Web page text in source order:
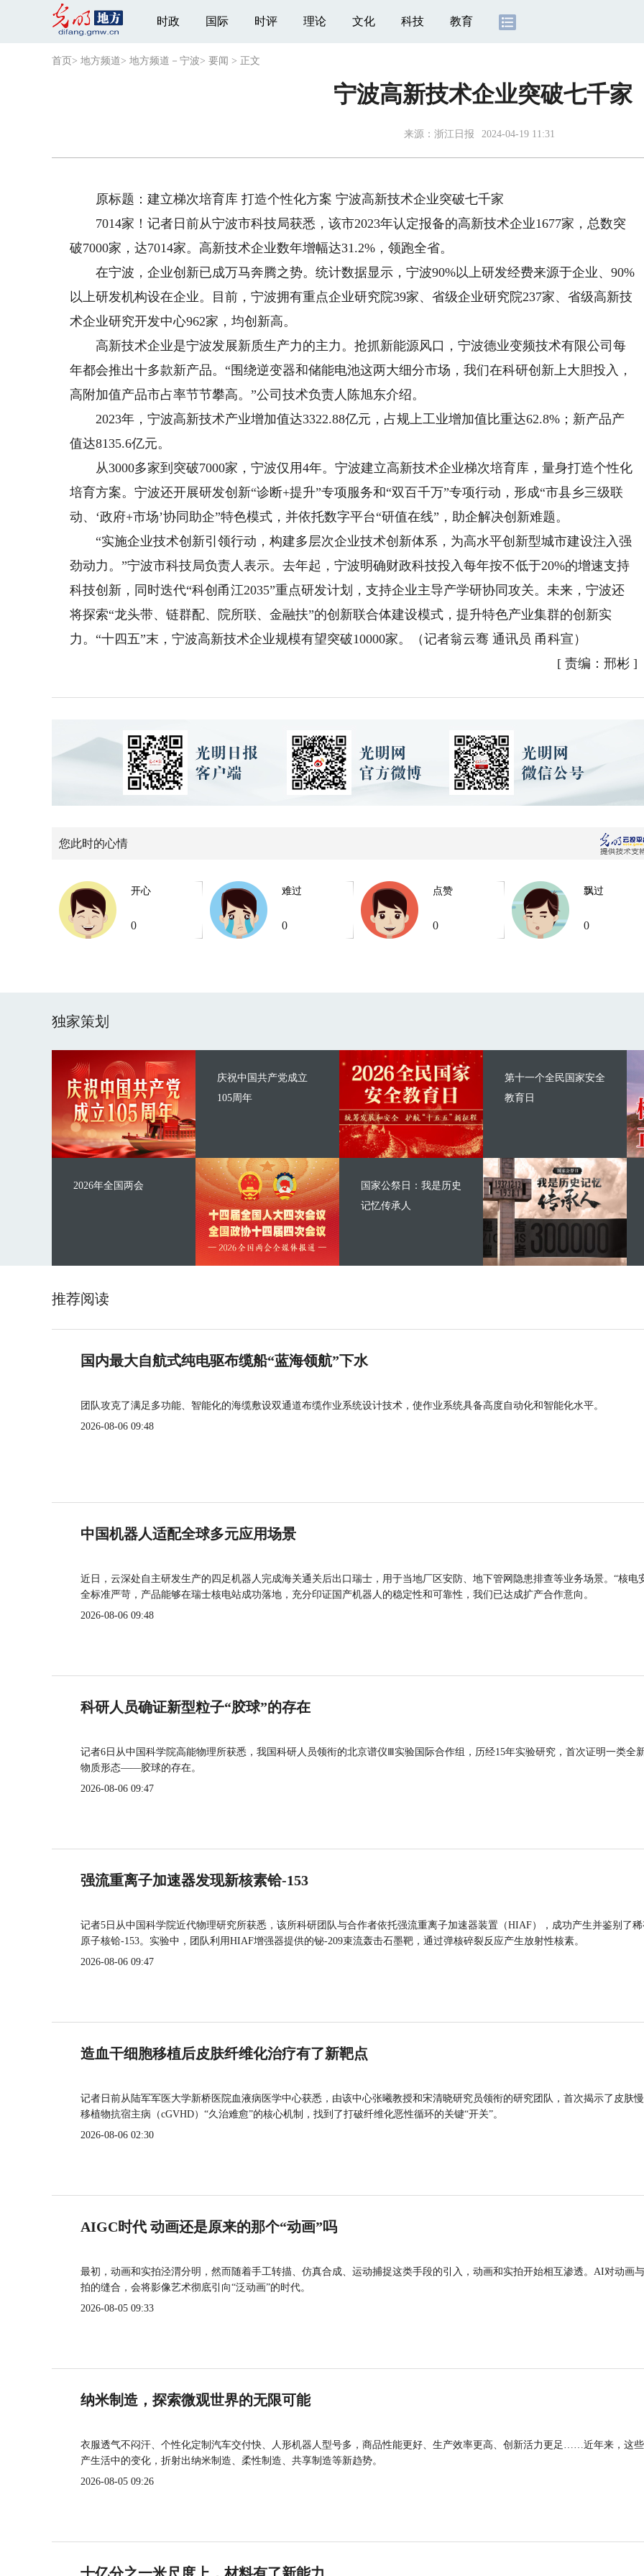
时政 国际 时评 理论 文化 科技 教育
首页 > 地方频道> 地方频道－宁波> 要闻 > 正文
宁波高新技术企业突破七千家
来源： 浙江日报 2024-04-19 11:31
原标题：建立梯次培育库 打造个性化方案 宁波高新技术企业突破七千家
7014家！记者日前从宁波市科技局获悉，该市2023年认定报备的高新技术企业1677家，总数突
破7000家，达7014家。高新技术企业数年增幅达31.2%，领跑全省。
在宁波，企业创新已成万马奔腾之势。统计数据显示，宁波90%以上研发经费来源于企业、90%
以上研发机构设在企业。目前，宁波拥有重点企业研究院39家、省级企业研究院237家、省级高新技
术企业研究开发中心962家，均创新高。
高新技术企业是宁波发展新质生产力的主力。抢抓新能源风口，宁波德业变频技术有限公司每
年都会推出十多款新产品。“围绕逆变器和储能电池这两大细分市场，我们在科研创新上大胆投入，
高附加值产品市占率节节攀高。”公司技术负责人陈旭东介绍。
2023年，宁波高新技术产业增加值达3322.88亿元，占规上工业增加值比重达62.8%；新产品产
值达8135.6亿元。
从3000多家到突破7000家，宁波仅用4年。宁波建立高新技术企业梯次培育库，量身打造个性化
培育方案。宁波还开展研发创新“诊断+提升”专项服务和“双百千万”专项行动，形成“市县乡三级联
动、‘政府+市场’协同助企”特色模式，并依托数字平台“研值在线”，助企解决创新难题。
“实施企业技术创新引领行动，构建多层次企业技术创新体系，为高水平创新型城市建设注入强
劲动力。”宁波市科技局负责人表示。去年起，宁波明确财政科技投入每年按不低于20%的增速支持
科技创新，同时迭代“科创甬江2035”重点研发计划，支持企业主导产学研协同攻关。未来，宁波还
将探索“龙头带、链群配、院所联、金融扶”的创新联合体建设模式，提升特色产业集群的创新实
力。“十四五”末，宁波高新技术企业规模有望突破10000家。（记者翁云骞 通讯员 甬科宣）
[ 责编：邢彬]
您此时的心情
开心
0
难过
0
点赞
0
飘过
0
独家策划
庆祝中国共产党成立
105周年
2026年全国两会
第十一个全民国家安全
教育日
国家公祭日：我是历史
记忆传承人
推荐阅读
国内最大自航式纯电驱布缆船“蓝海领航”下水
团队攻克了满足多功能、智能化的海缆敷设双通道布缆作业系统设计技术，使作业系统具备高度自动化和智能化水平。
2026-08-06 09:48
中国机器人适配全球多元应用场景
近日，云深处自主研发生产的四足机器人完成海关通关后出口瑞士，用于当地厂区安防、地下管网隐患排查等业务场景。“核电
全标准严苛，产品能够在瑞士核电站成功落地，充分印证国产机器人的稳定性和可靠性，我们已达成扩产合作意向。
2026-08-06 09:48
科研人员确证新型粒子“胶球”的存在
记者6日从中国科学院高能物理所获悉，我国科研人员领衔的北京谱仪Ⅲ实验国际合作组，历经15年实验研究，首次证明一类全
物质形态——胶球的存在。
2026-08-06 09:47
强流重离子加速器发现新核素铪-153
记者5日从中国科学院近代物理研究所获悉，该所科研团队与合作者依托强流重离子加速器装置（HIAF），成功产生并鉴别了
原子核铪-153。实验中，团队利用HIAF增强器提供的铋-209束流轰击石墨靶，通过弹核碎裂反应产生放射性核素。
2026-08-06 09:47
造血干细胞移植后皮肤纤维化治疗有了新靶点
记者日前从陆军军医大学新桥医院血液病医学中心获悉，由该中心张曦教授和宋清晓研究员领衔的研究团队，首次揭示了皮肤
移植物抗宿主病（cGVHD）“久治难愈”的核心机制，找到了打破纤维化恶性循环的关键“开关”。
2026-08-06 02:30
AIGC时代 动画还是原来的那个“动画”吗
最初，动画和实拍泾渭分明，然而随着手工转描、仿真合成、运动捕捉这类手段的引入，动画和实拍开始相互渗透。AI对动画
拍的缝合，会将影像艺术彻底引向“泛动画”的时代。
2026-08-05 09:33
纳米制造，探索微观世界的无限可能
衣服透气不闷汗、个性化定制汽车交付快、人形机器人型号多，商品性能更好、生产效率更高、创新活力更足……近年来，这
产生活中的变化，折射出纳米制造、柔性制造、共享制造等新趋势。
2026-08-05 09:26